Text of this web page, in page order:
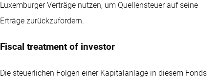
Luxemburger Verträge nutzen, um Quellensteuer auf seine
Erträge zurückzufordern.
Fiscal treatment of investor
Die steuerlichen Folgen einer Kapitalanlage in diesem Fonds